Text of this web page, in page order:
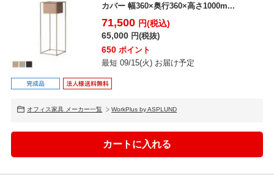
カバー 幅360×奥行360×高さ1000m...
71,500 円(税込)
65,000 円(税抜)
650 ポイント
最短 09/15(火) お届け予定
オフィス家具 メーカー一覧 WorkPlus by ASPLUND